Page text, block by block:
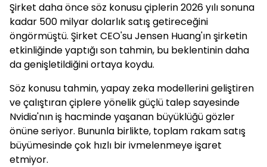
Şirket daha önce söz konusu çiplerin 2026 yılı sonuna
kadar 500 milyar dolarlık satış getireceğini
öngörmüştü. Şirket CEO'su Jensen Huang'ın şirketin
etkinliğinde yaptığı son tahmin, bu beklentinin daha
da genişletildiğini ortaya koydu.
Söz konusu tahmin, yapay zeka modellerini geliştiren
ve çalıştıran çiplere yönelik güçlü talep sayesinde
Nvidia'nın iş hacminde yaşanan büyüklüğü gözler
önüne seriyor. Bununla birlikte, toplam rakam satış
büyümesinde çok hızlı bir ivmelenmeye işaret
etmiyor.